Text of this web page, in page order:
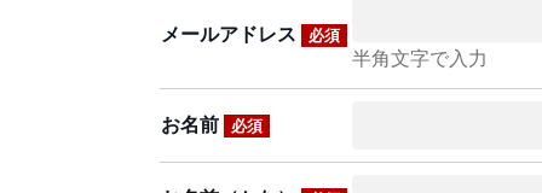
メールアドレス 必須
半角文字で入力
お名前 必須